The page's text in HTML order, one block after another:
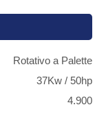
Rotativo a Palette
37Kw / 50hp
4.900